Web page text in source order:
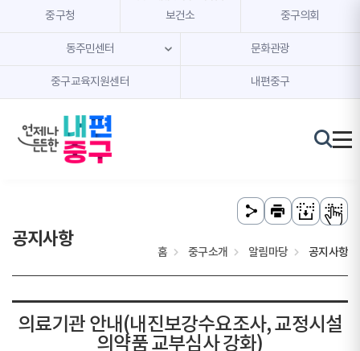
본문 내용 바로가기
주메뉴 바로가기
중구청 보건소 중구의회
동주민센터 문화관광
중구교육지원센터 내편중구
공지사항
홈 중구소개 알림마당 공지사항
의료기관 안내(내진보강수요조사, 교정시설
의약품 교부심사 강화)